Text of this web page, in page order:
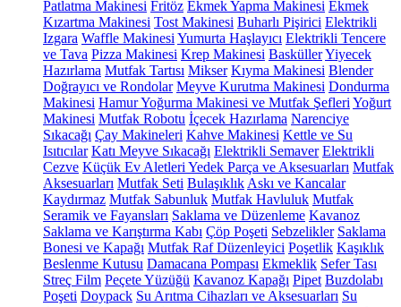
Patlatma Makinesi Fritöz Ekmek Yapma Makinesi Ekmek
Kızartma Makinesi Tost Makinesi Buharlı Pişirici Elektrikli
Izgara Waffle Makinesi Yumurta Haşlayıcı Elektrikli Tencere
ve Tava Pizza Makinesi Krep Makinesi BasküllerYiyecek
Hazırlama Mutfak Tartısı Mikser Kıyma Makinesi Blender
Doğrayıcı ve Rondolar Meyve Kurutma Makinesi Dondurma
Makinesi Hamur Yoğurma Makinesi ve Mutfak Şefleri Yoğurt
Makinesi Mutfak Robotu İçecek Hazırlama Narenciye
Sıkacağı Çay Makineleri Kahve Makinesi Kettle ve Su
Isıtıcılar Katı Meyve Sıkacağı Elektrikli Semaver Elektrikli
Cezve Küçük Ev Aletleri Yedek Parça ve Aksesuarları Mutfak
Aksesuarları Mutfak Seti Bulaşıklık Askı ve Kancalar
Kaydırmaz Mutfak Sabunluk Mutfak Havluluk Mutfak
Seramik ve Fayansları Saklama ve Düzenleme Kavanoz
Saklama ve Karıştırma Kabı Çöp Poşeti Sebzelikler Saklama
Bonesi ve Kapağı Mutfak Raf Düzenleyici Poşetlik Kaşıklık
Beslenme Kutusu Damacana Pompası Ekmeklik Sefer Tası
Streç Film Peçete Yüzüğü Kavanoz Kapağı Pipet Buzdolabı
Poşeti Doypack Su Arıtma Cihazları ve Aksesuarları Su